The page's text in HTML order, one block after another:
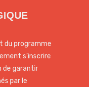
du programme
s’inscrire
de garantir
par le